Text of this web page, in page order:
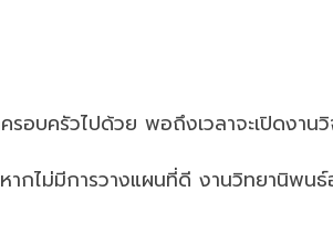
รอบครัวไปด้วย พอถึงเวลาจะเปิด
ากไม่มีการวางแผนที่ดี งานวิทยานิพน